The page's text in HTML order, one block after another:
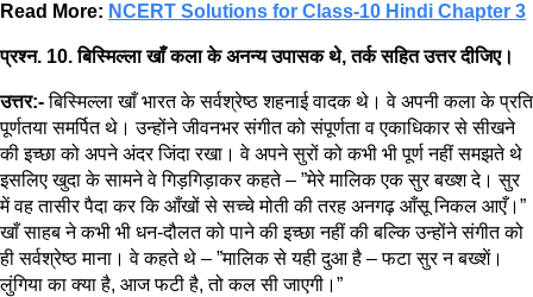
Read More: NCERT Solutions for Class-10 Hindi Chapter 3
प्रश्न. 10. बिस्मिल्ला खाँ कला के अनन्य उपासक थे, तर्क सहित उत्तर दीजिए।
उत्तर:-बिस्मिल्ला खाँ भारत के सर्वश्रेष्ठ शहनाई वादक थे। वे अपनी कला के प्रति
पूर्णतया समर्पित थे। उन्होंने जीवनभर संगीत को संपूर्णता व एकाधिकार से सीखने
की इच्छा को अपने अंदर जिंदा रखा। वे अपने सुरों को कभी भी पूर्ण नहीं समझते थे
इसलिए खुदा के सामने वे गिड़गिड़ाकर कहते – ”मेरे मालिक एक सुर बख्श दे। सुर
में वह तासीर पैदा कर कि आँखों से सच्चे मोती की तरह अनगढ़ आँसू निकल आएँ।”
खाँ साहब ने कभी भी धन-दौलत को पाने की इच्छा नहीं की बल्कि उन्होंने संगीत को
ही सर्वश्रेष्ठ माना। वे कहते थे – ”मालिक से यही दुआ है – फटा सुर न बख्शें।
लुंगिया का क्या है, आज फटी है, तो कल सी जाएगी।”